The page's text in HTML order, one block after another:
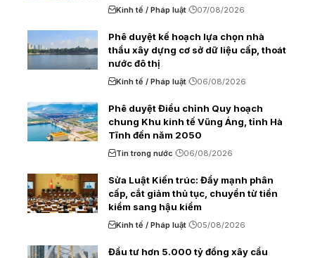
Kinh tế / Pháp luật 07/08/2026
Phê duyệt kế hoạch lựa chọn nhà
thầu xây dựng cơ sở dữ liệu cấp, thoát
nước đô thị
Kinh tế / Pháp luật 06/08/2026
Phê duyệt Điều chỉnh Quy hoạch
chung Khu kinh tế Vũng Áng, tỉnh Hà
Tĩnh đến năm 2050
Tin trong nước 06/08/2026
Sửa Luật Kiến trúc: Đẩy mạnh phân
cấp, cắt giảm thủ tục, chuyển từ tiền
kiểm sang hậu kiểm
Kinh tế / Pháp luật 05/08/2026
Đầu tư hơn 5.000 tỷ đồng xây cầu